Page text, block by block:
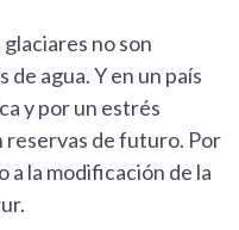
no son
agua. Y en un país
y por un estrés
de futuro. Por
a la modificación de la